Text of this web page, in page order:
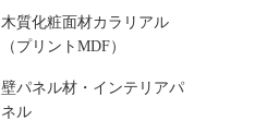
木質化粧面材カラリアル
（プリントMDF）
壁パネル材・インテリアパ
ネル